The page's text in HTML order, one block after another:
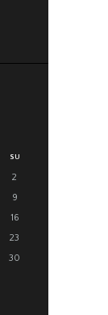
SU
2
9
16
23
30